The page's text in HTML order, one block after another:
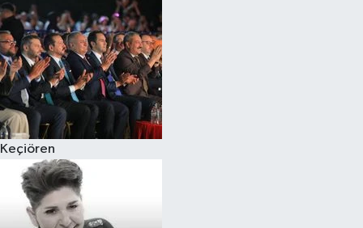
Keçiören
Kültür Sanat
Sağlık
Siyaset
Teknoloji
Televizyon